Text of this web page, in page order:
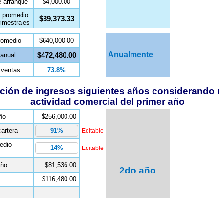
arranque
$4,000.00
promedio
$39,373.33
$640,000.00
Anualmente
$472,480.00
73.8%
de ingresos siguientes años considerando
actividad comercial del primer año
$256,000.00
2do año
Editable
Editable
$81,536.00
$116,480.00